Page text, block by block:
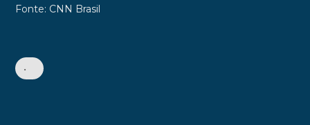
Fonte: CNN Brasil
•